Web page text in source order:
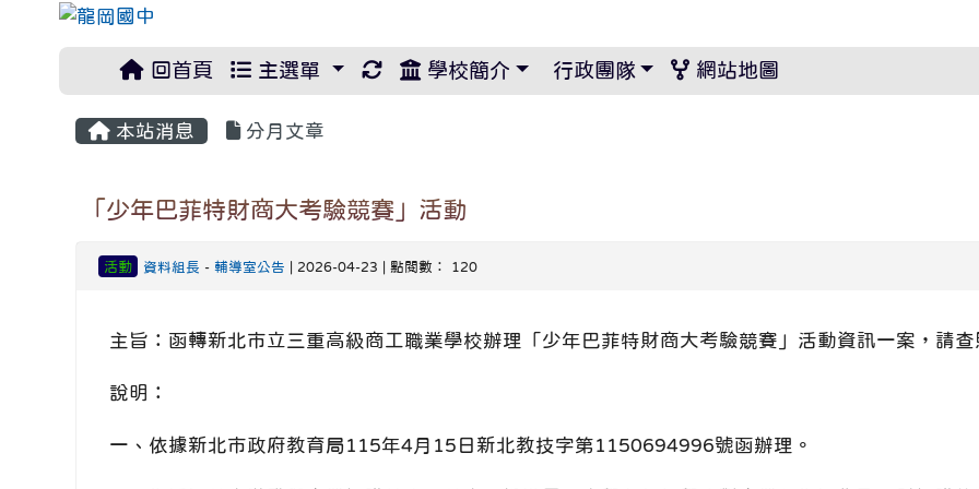
回首頁 主選單 重新取得佈景設定
學校簡介 行政團隊 網站地圖
本站消息 分月文章
「少年巴菲特財商大考驗競賽」活動
活動 資料組長 -輔導室公告 | 2026-04-23 | 點閱數： 120
主旨：函轉新北市立三重高級商工職業學校辦理「少年巴菲特財商大考驗競賽」活動資訊一案，請查
說明：
一、依據新北市政府教育局115年4月15日新北教技字第1150694996號函辦理。